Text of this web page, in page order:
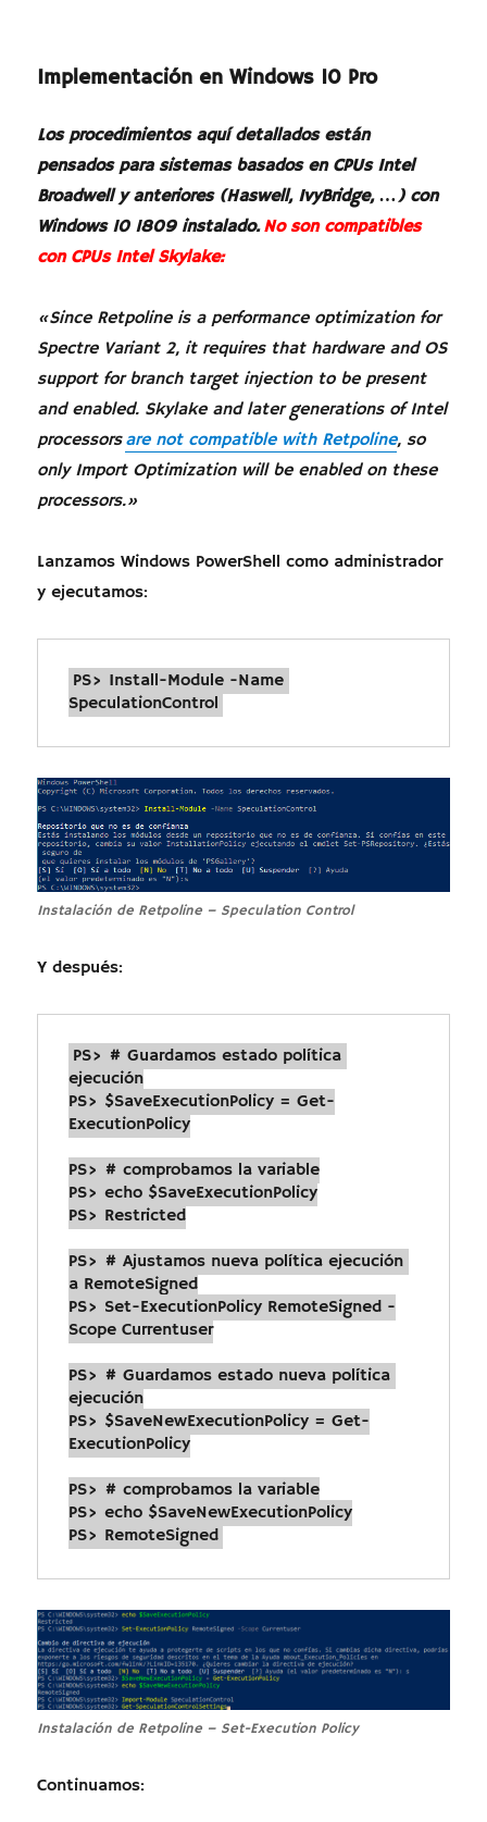
Implementación en Windows 10 Pro
Los procedimientos aquí detallados están
pensados para sistemas basados en CPUs Intel
Broadwell y anteriores (Haswell, IvyBridge, …) con
Windows 10 1809 instalado.No son compatibles
con CPUs Intel Skylake:
«Since Retpoline is a performance optimization for
Spectre Variant 2, it requires that hardware and OS
support for branch target injection to be present
and enabled. Skylake and later generations of Intel
processorsare not compatible with Retpoline, so
only Import Optimization will be enabled on these
processors.»
Lanzamos Windows PowerShell como administrador
y ejecutamos:
PS> Install-Module -Name
SpeculationControl
Instalación de Retpoline – Speculation Control
Y después:
PS> # Guardamos estado política
ejecución
PS> $SaveExecutionPolicy = Get-
ExecutionPolicy
PS> # comprobamos la variable
PS> echo $SaveExecutionPolicy
PS> Restricted
PS> # Ajustamos nueva política ejecución
a RemoteSigned
PS> Set-ExecutionPolicy RemoteSigned -
Scope Currentuser
PS> # Guardamos estado nueva política
ejecución
PS> $SaveNewExecutionPolicy = Get-
ExecutionPolicy
PS> # comprobamos la variable
PS> echo $SaveNewExecutionPolicy
PS> RemoteSigned
Instalación de Retpoline – Set-Execution Policy
Continuamos: